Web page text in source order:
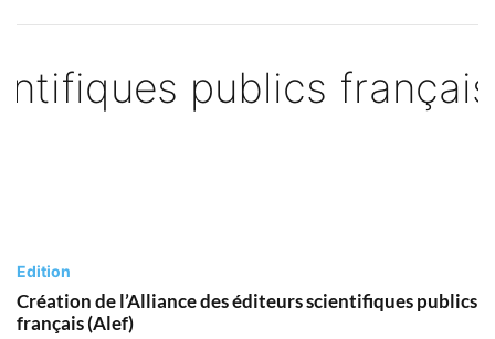
Edition
Création de l’Alliance des éditeurs scientifiques publics
français (Alef)